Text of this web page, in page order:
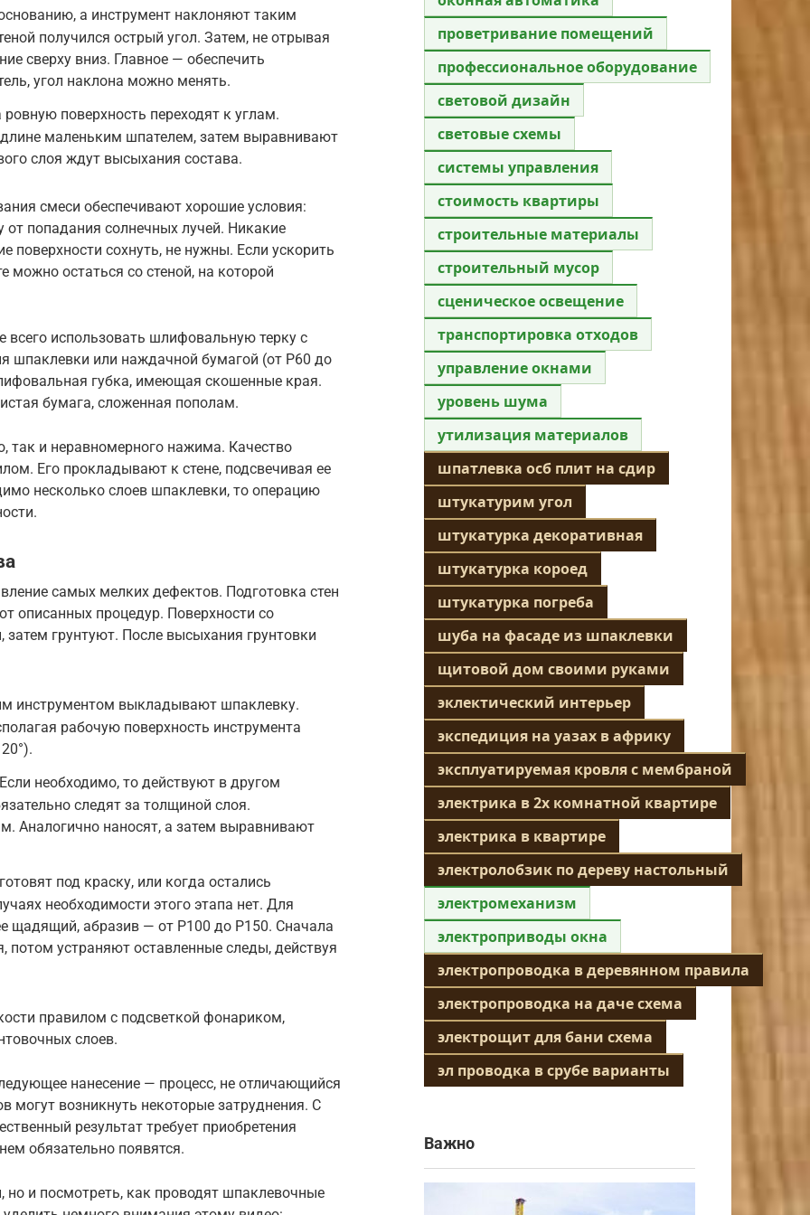
а инструмент наклоняют таким
получился острый угол. Затем, не отрывая
сверху вниз. Главное — обеспечить
угол наклона можно менять.
поверхность переходят к углам.
маленьким шпателем, затем выравнивают
слоя ждут высыхания состава.
смеси обеспечивают хорошие условия:
попадания солнечных лучей. Никакие
сохнуть, не нужны. Если ускорить
можно остаться со стеной, на которой
использовать шлифовальную терку с
шпаклевки или наждачной бумагой (от Р60 до
губка, имеющая скошенные края.
бумага, сложенная пополам.
так и неравномерного нажима. Качество
Его прокладывают к стене, подсвечивая ее
несколько слоев шпаклевки, то операцию
самых мелких дефектов. Подготовка стен
описанных процедур. Поверхности со
грунтуют. После высыхания грунтовки
инструментом выкладывают шпаклевку.
рабочую поверхность инструмента
необходимо, то действуют в другом
следят за толщиной слоя.
Аналогично наносят, а затем выравнивают
под краску, или когда остались
необходимости этого этапа нет. Для
щадящий, абразив — от Р100 до Р150. Сначала
устраняют оставленные следы, действуя
правилом с подсветкой фонариком,
слоев.
нанесение — процесс, не отличающийся
могут возникнуть некоторые затруднения. С
результат требует приобретения
обязательно появятся.
но и посмотреть, как проводят шпаклевочные
проветривание помещений
профессиональное оборудование
световой дизайн
световые схемы
системы управления
стоимость квартиры
строительные материалы
строительный мусор
сценическое освещение
транспортировка отходов
управление окнами
уровень шума
утилизация материалов
шпатлевка осб плит на сдир
штукатурим угол
штукатурка декоративная
штукатурка короед
штукатурка погреба
шуба на фасаде из шпаклевки
щитовой дом своими руками
эклектический интерьер
экспедиция на уазах в африку
эксплуатируемая кровля с мембраной
электрика в 2х комнатной квартире
электрика в квартире
электролобзик по дереву настольный
электромеханизм
электроприводы окна
электропроводка в деревянном правила
электропроводка на даче схема
электрощит для бани схема
эл проводка в срубе варианты
Важно